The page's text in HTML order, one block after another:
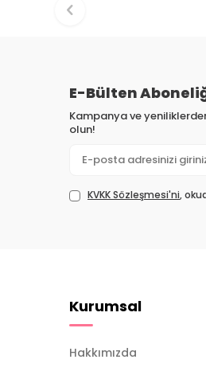
E-Bülten
Kampanya ve
olun!
KVKK Sözleşmesi'ni,
Kurumsal
Hakkımızda